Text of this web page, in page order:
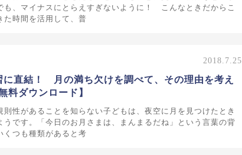
も、マイナスにとらえすぎないように！ こんなときだからこ
た時間を活用して、普
2018.7.25
に直結！ 月の満ち欠けを調べて、その理由を考え
料ダウンロード】
則性があることを知らない子どもは、夜空に月を見つけたとき
うです。「今日のお月さまは、まんまるだね」という言葉の背
くつも種類があると考